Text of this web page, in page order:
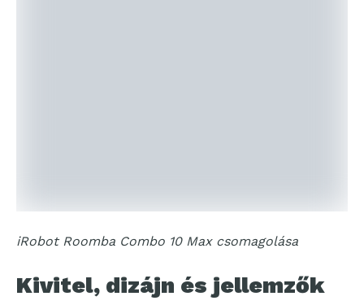
iRobot Roomba Combo 10 Max csomagolása
Kivitel, dizájn és jellemzők